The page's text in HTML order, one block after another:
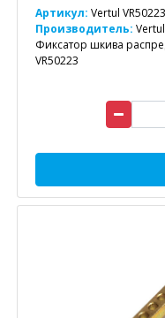
Артикул: Vertul VR50223
Производитель: Vertul
Фиксатор шкива
VR50223